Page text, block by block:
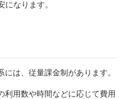
になります。
は、従量課金制があります。
利用数や時間などに応じて費用